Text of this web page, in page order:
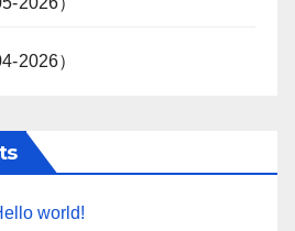
2026）
world!